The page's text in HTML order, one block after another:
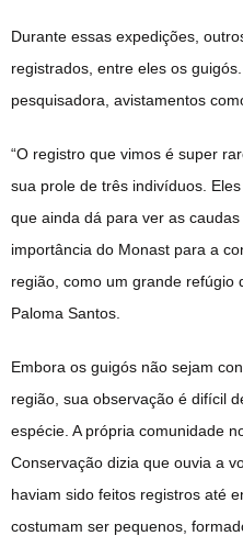
Durante essas expedições,
registrados, entre eles os
pesquisadora, avistamentos
“O registro que vimos é super
sua prole de três indivíduos.
que ainda dá para ver as
importância do Monast para a
região, como um grande refúgio
Paloma Santos.
Embora os guigós não sejam
região, sua observação é difícil
espécie. A própria comunidade
Conservação dizia que ouvia a
haviam sido feitos registros até
costumam ser pequenos,